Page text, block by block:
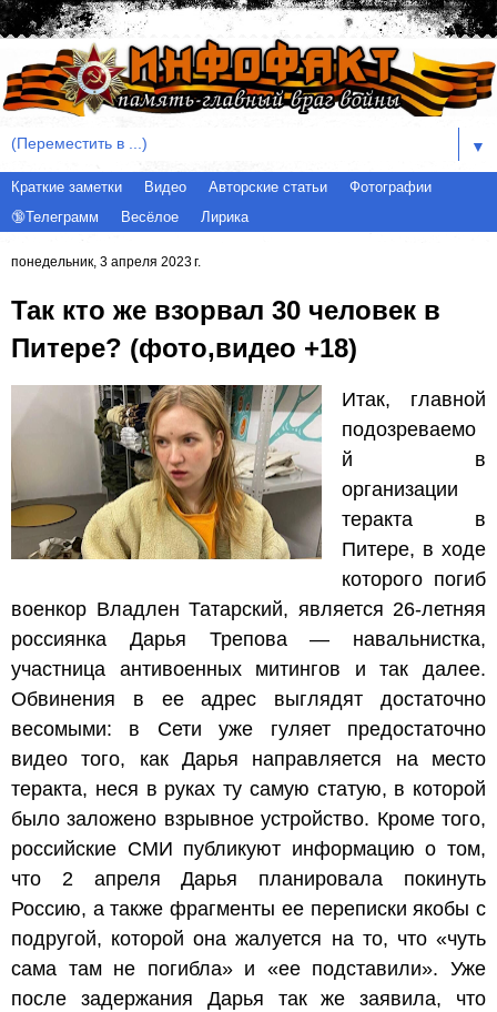
▼
Краткие заметки Видео Авторские статьи
Фотографии
🔞Телеграмм
Весёлое Лирика
понедельник, 3 апреля 2023 г.
Так кто же взорвал 30 человек в
Питере? (фото,видео +18)
Итак, главной
подозреваемо
й в
организации
теракта в
Питере, в ходе
которого погиб
военкор Владлен Татарский, является 26-летняя
россиянка Дарья Трепова — навальнистка,
участница антивоенных митингов и так далее.
Обвинения в ее адрес выглядят достаточно
весомыми: в Сети уже гуляет предостаточно
видео того, как Дарья направляется на место
теракта, неся в руках ту самую статую, в которой
было заложено взрывное устройство. Кроме того,
российские СМИ публикуют информацию о том,
что 2 апреля Дарья планировала покинуть
Россию, а также фрагменты ее переписки якобы с
подругой, которой она жалуется на то, что «чуть
сама там не погибла» и «ее подставили». Уже
после задержания Дарья так же заявила, что